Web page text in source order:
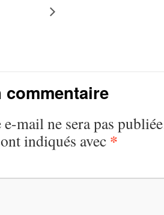
commentaire
e-mail ne sera pas
indiqués avec *